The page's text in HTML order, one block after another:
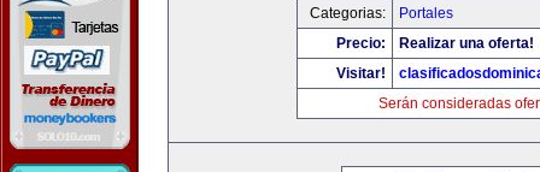
Categorias:
Portales
Precio:
Realizar una oferta!
Visitar!
Serán consideradas